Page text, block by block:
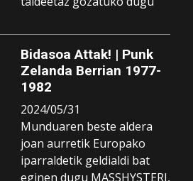
Bidasoa Attak! | Punk
Zelanda Berrian 1977-
1982
2024/05/31
Munduaren beste aldera
joan aurretik Europako
iparraldetik geldialdi bat
eginen dugu MASSHYSTERI,